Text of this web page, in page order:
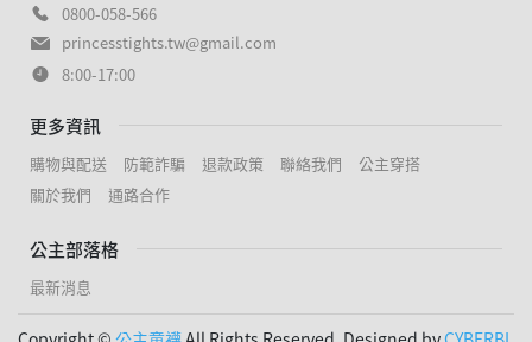
0800-058-566
princesstights.tw@gmail.com
8:00-17:00
更多資訊
購物與配送 防範詐騙 退款政策 聯絡我們
公主穿搭
關於我們
通路合作
公主部落格
最新消息